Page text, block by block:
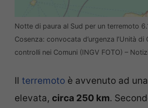
Notte di paura al Sud per un terremoto
Cosenza: convocata d’urgenza l’Unità di
controlli nei Comuni (INGV FOTO) –
Il terremoto è avvenuto ad
elevata, circa 250 km.